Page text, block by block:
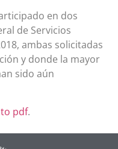
en dos
de Servicios
ambas solicitadas
y donde la mayor
sido aún
pdf.